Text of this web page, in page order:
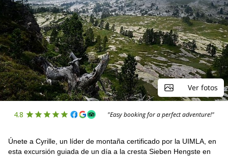
Ver fotos
4.8 "Easy booking for a perfect adventure!"
Únete a Cyrille, un líder de montaña certificado por la UIMLA, en
esta excursión guiada de un día a la cresta Sieben Hengste en